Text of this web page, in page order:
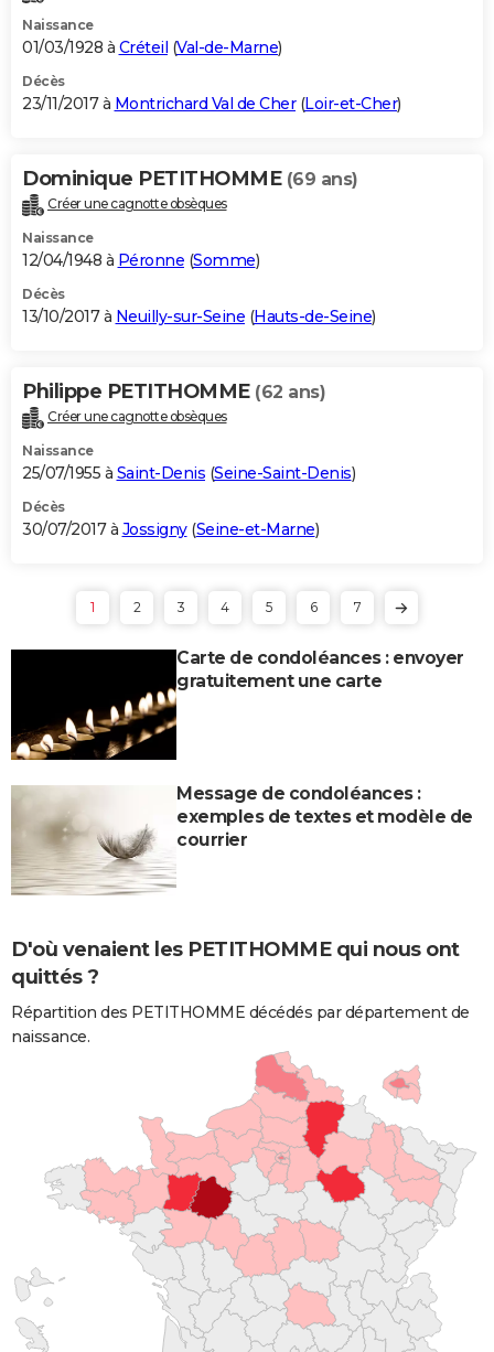
Naissance
01/03/1928 à Créteil (Val-de-Marne)
Décès
23/11/2017 à Montrichard Val de Cher(Loir-et-Cher)
Dominique PETITHOMME (69 ans)
Créer une cagnotte obsèques
Naissance
12/04/1948 à Péronne (Somme)
Décès
13/10/2017 à Neuilly-sur-Seine (Hauts-de-Seine)
Philippe PETITHOMME (62 ans)
Créer une cagnotte obsèques
Naissance
25/07/1955 à Saint-Denis (Seine-Saint-Denis)
Décès
30/07/2017 à Jossigny(Seine-et-Marne)
1 2 3 4 5 6 7
Carte de condoléances : envoyer
gratuitement une carte
Message de condoléances :
exemples de textes et modèle de
courrier
D'où venaient les PETITHOMME qui nous ont
quittés ?
Répartition des PETITHOMME décédés par département de
naissance.